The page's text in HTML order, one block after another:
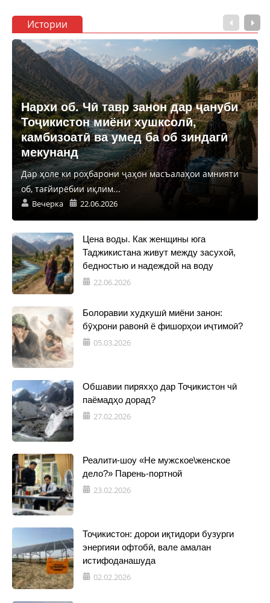
Истории
Нархи об. Чӣ тавр занон дар ҷануби
Тоҷикистон миёни хушксолӣ,
камбизоатӣ ва умед ба об зиндагӣ
мекунанд
Дар ҳоле ки роҳбарони ҷаҳон масъалаҳои амнияти
об, тағйирёбии иқлим...
Вечерка 22.06.2026
Цена воды. Как женщины юга
Таджикистана живут между засухой,
бедностью и надеждой на воду
22.06.2026
Болоравии худкушӣ миёни занон:
бӯҳрони равонӣ ё фишорҳои иҷтимоӣ?
05.03.2026
Обшавии пиряхҳо дар Тоҷикистон чӣ
паёмадҳо дорад?
27.02.2026
Реалити-шоу «Не мужское\женское
дело?» Парень-портной
23.02.2026
Тоҷикистон: дорои иқтидори бузурги
энергияи офтобӣ, вале амалан
истифоданашуда
02.02.2026